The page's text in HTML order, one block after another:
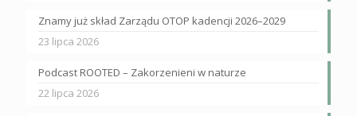
Znamy już skład Zarządu OTOP kadencji 2026–2029
23 lipca 2026
Podcast ROOTED – Zakorzenieni w naturze
22 lipca 2026